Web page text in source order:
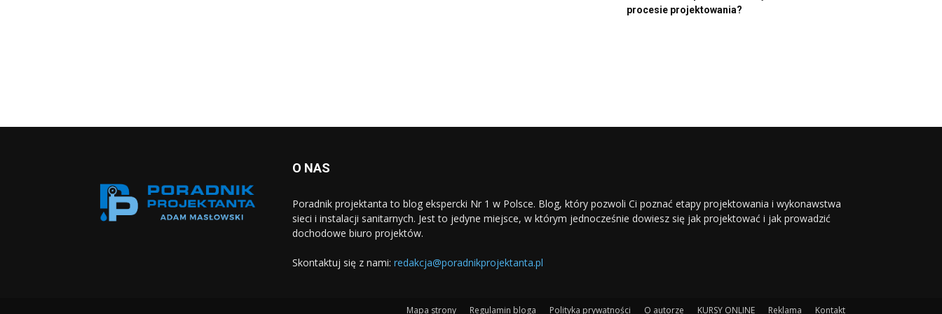
procesie projektowania?
O NAS
Poradnik projektanta to blog ekspercki Nr 1 w Polsce. Blog, który pozwoli Ci poznać etapy projektowania i wykonawstwa
sieci i instalacji sanitarnych. Jest to jedyne miejsce, w którym jednocześnie dowiesz się jak projektować i jak prowadzić
dochodowe biuro projektów.
Skontaktuj się z nami: redakcja@poradnikprojektanta.pl
Mapa strony Regulamin bloga Polityka prywatności O autorze KURSY ONLINE Reklama Kontakt